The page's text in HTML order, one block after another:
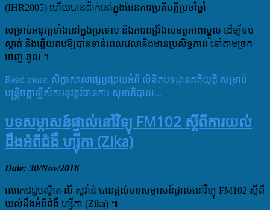
(IHR2005) ហើយបានដាក់នៅក្នុងផែនការប្រតិបត្តិប្រចាំឆ្នាំ
សម្រាប់អនុវត្តទាំងនៅក្នុងប្រទេស និងការពង្រឹងសមត្ថភាពស្នូល ដើម្បីទប់
ស្កាត់ និងឆ្លើយតបឱ្យបានទាន់ពេលវេលានិងមានប្រសិទ្ធភាព នៅតាមច្រក
ចេញ-ចូល ។
Read more: សិក្ខាសាលាផ្សព្វផ្សាយអំពី លិខិតបទដ្ឋានគតិយុត្តិ សម្រាប់
មន្ត្រីចត្តាឡីស័កអនុវត្តវិធានការ សុខាភិបាល...
បទសម្ភាសន៍ផ្ទាល់នៅវិទ្យុ FM102 ស្តីពីការយល់
ដឹងអំពីជំងឺ ហ្សុីកា (Zika)
Date: 30/Nov/2016
លោកវេជ្ជបណ្ឌិត លី សូវ៉ាន់ បានផ្តល់បទសម្ភាសន៍ផ្ទាល់នៅវិទ្យុ FM102 ស្តីពី
យល់ដឹងអំពីជំងឺ ហ្សុីកា (Zika) ៕